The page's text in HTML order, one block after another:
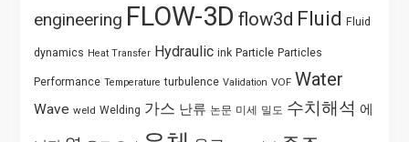
engineering FLOW-3D flow3d Fluid Fluid
dynamics Heat Transfer Hydraulic ink Particle Particles
Performance Temperature turbulence Validation VOF Water
Wave weld Welding 가스 난류 논문 미세 밀도 수치해석 에